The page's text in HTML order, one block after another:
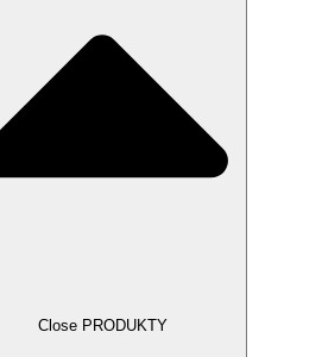
Close PRODUKTY